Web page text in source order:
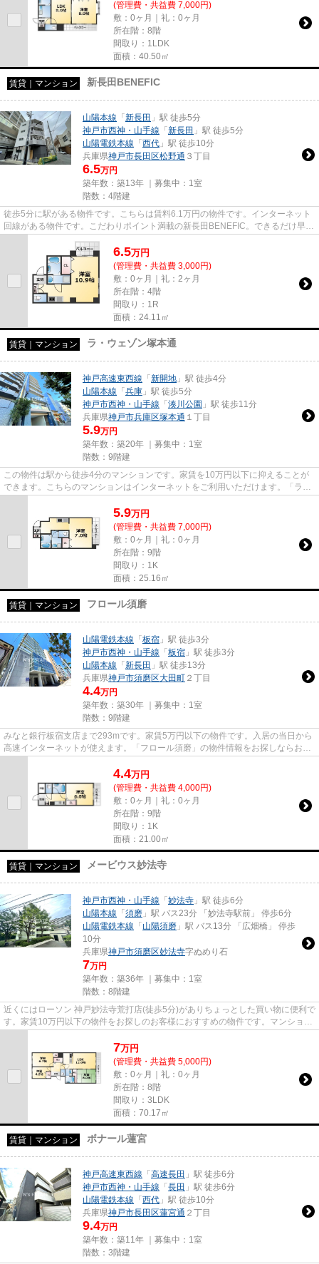
(管理費・共益費 7,000円)
敷：0ヶ月｜礼：0ヶ月
所在階：8階
間取り：1LDK
面積：40.50㎡
賃貸｜マンション 新長田BENEFIC
山陽本線 「 新長田 」駅 徒歩5分
神戸市西神・山手線 「 新長田 」駅 徒歩5分
山陽電鉄本線 「 西代 」駅 徒歩10分
兵庫県神戸市長田区松野通 ３丁目
6.5万円
築年数：築13年 ｜募集中： 1室
階数：4階建
徒歩5分に駅がある物件です。こちらは賃料6.1万円の物件です。インターネット
回線がある物件です。こだわりポイント満載の新長田BENEFIC。できるだけ早め
6.5万円
(管理費・共益費 3,000円)
敷：0ヶ月｜礼：2ヶ月
所在階：4階
間取り：1R
面積：24.11㎡
賃貸｜マンション ラ・ウェゾン塚本通
神戸高速東西線 「 新開地 」駅 徒歩4分
山陽本線 「 兵庫 」駅 徒歩5分
神戸市西神・山手線 「 湊川公園 」駅 徒歩11分
兵庫県神戸市兵庫区塚本通 １丁目
5.9万円
築年数：築20年 ｜募集中： 1室
階数：9階建
この物件は駅から徒歩4分のマンションです。家賃を10万円以下に抑えることが
できます。こちらのマンションはインターネットをご利用いただけます。「ラ・
5.9万円
(管理費・共益費 7,000円)
敷：0ヶ月｜礼：0ヶ月
所在階：9階
間取り：1K
面積：25.16㎡
賃貸｜マンション フロール須磨
山陽電鉄本線 「 板宿 」駅 徒歩3分
神戸市西神・山手線 「 板宿 」駅 徒歩3分
山陽本線 「 新長田 」駅 徒歩13分
兵庫県神戸市須磨区大田町 ２丁目
4.4万円
築年数：築30年 ｜募集中： 1室
階数：9階建
みなと銀行板宿支店まで293mです。家賃5万円以下の物件です。入居の当日から
高速インターネットが使えます。「フロール須磨」の物件情報をお探しならお気
4.4万円
(管理費・共益費 4,000円)
敷：0ヶ月｜礼：0ヶ月
所在階：9階
間取り：1K
面積：21.00㎡
賃貸｜マンション メービウス妙法寺
神戸市西神・山手線 「 妙法寺 」駅 徒歩6分
山陽本線 「 須磨 」駅 バス23分 「妙法寺駅前」 停歩6分
山陽電鉄本線 「 山陽須磨 」駅 バス13分 「広畑橋」 停歩
10分
兵庫県神戸市須磨区妙法寺字ぬめり石
7万円
築年数：築36年 ｜募集中： 1室
階数：8階建
近くにはローソン 神戸妙法寺荒打店(徒歩5分)がありちょっとした買い物に便利で
す。家賃10万円以下の物件をお探しのお客様におすすめの物件です。マンション
7万円
(管理費・共益費 5,000円)
敷：0ヶ月｜礼：0ヶ月
所在階：8階
間取り：3LDK
面積：70.17㎡
賃貸｜マンション ボナール蓮宮
神戸高速東西線 「 高速長田 」駅 徒歩6分
神戸市西神・山手線 「 長田 」駅 徒歩6分
山陽電鉄本線 「 西代 」駅 徒歩10分
兵庫県神戸市長田区蓮宮通 ２丁目
9.4万円
築年数：築11年 ｜募集中： 1室
階数：3階建